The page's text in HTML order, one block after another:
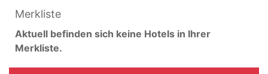
Merkliste
Aktuell befinden sich keine Hotels in Ihrer
Merkliste.